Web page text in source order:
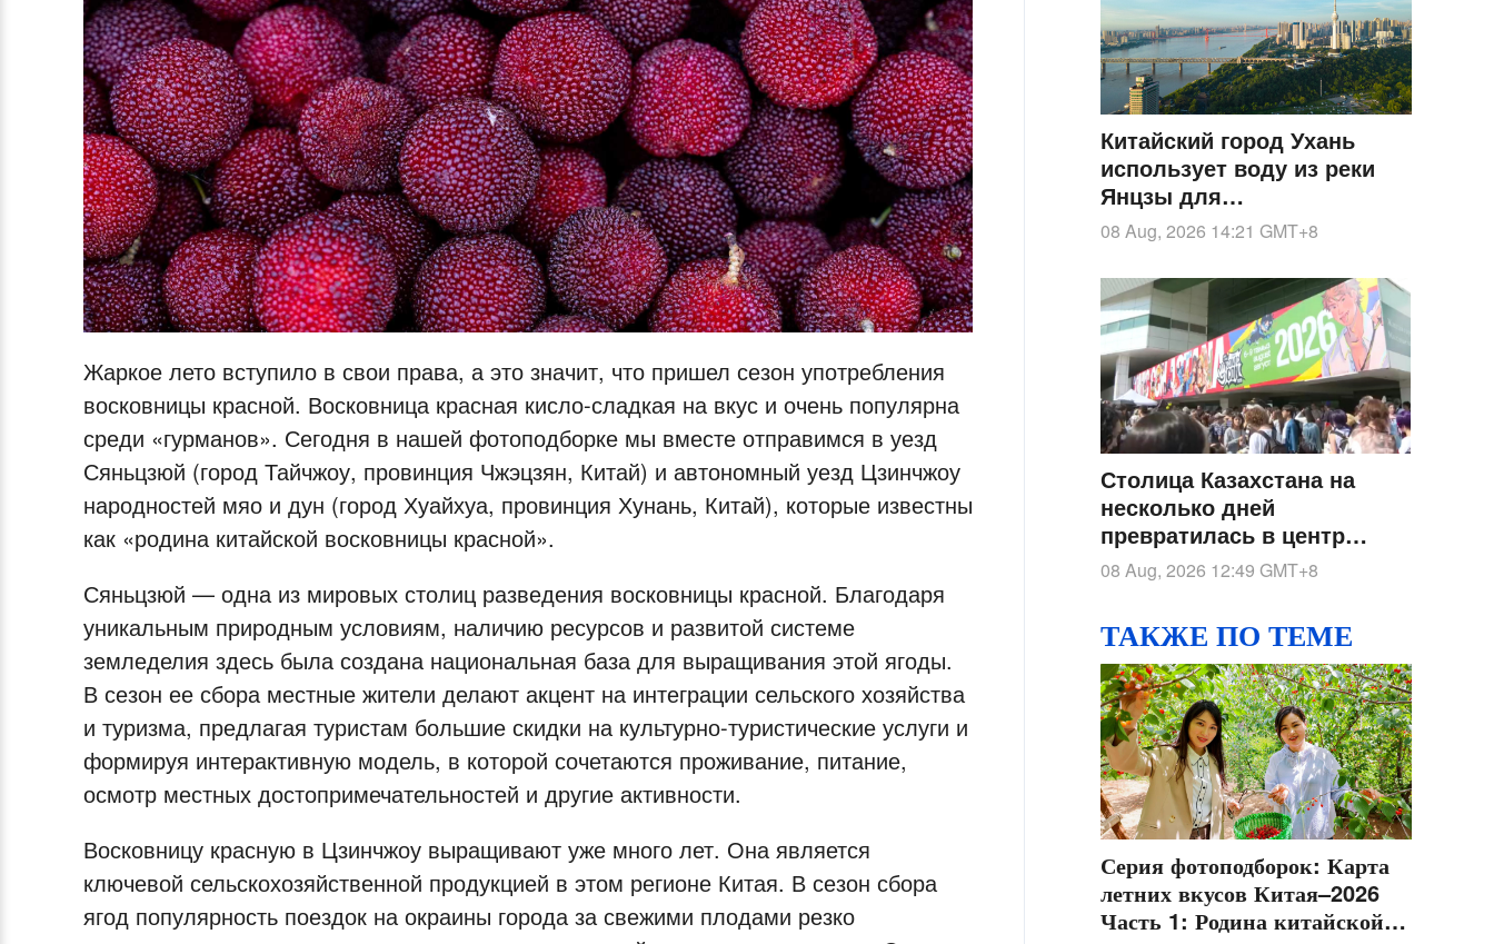
Жаркое лето вступило в свои права, а это значит, что пришел сезон употребления
восковницы красной. Восковница красная кисло-сладкая на вкус и очень популярна
среди «гурманов». Сегодня в нашей фотоподборке мы вместе отправимся в уезд
Сяньцзюй (город Тайчжоу, провинция Чжэцзян, Китай) и автономный уезд Цзинчжоу
народностей мяо и дун (город Хуайхуа, провинция Хунань, Китай), которые известны
как «родина китайской восковницы красной».
Сяньцзюй — одна из мировых столиц разведения восковницы красной. Благодаря
уникальным природным условиям, наличию ресурсов и развитой системе
земледелия здесь была создана национальная база для выращивания этой ягоды.
В сезон ее сбора местные жители делают акцент на интеграции сельского хозяйства
и туризма, предлагая туристам большие скидки на культурно-туристические услуги и
формируя интерактивную модель, в которой сочетаются проживание, питание,
осмотр местных достопримечательностей и другие активности.
Восковницу красную в Цзинчжоу выращивают уже много лет. Она является
ключевой сельскохозяйственной продукцией в этом регионе Китая. В сезон сбора
ягод популярность поездок на окраины города за свежими плодами резко
Китайский город Ухань
использует воду из реки
Янцзы для
централизованного
охлаждения делового
района
08 Aug, 2026 14:21 GMT+8
Столица Казахстана на
несколько дней
превратилась в центр
мировой поп-культуры
08 Aug, 2026 12:49 GMT+8
ТАКЖЕ ПО ТЕМЕ
Серия фотоподборок: Карта
летних вкусов Китая–2026
Часть 1: Родина китайской